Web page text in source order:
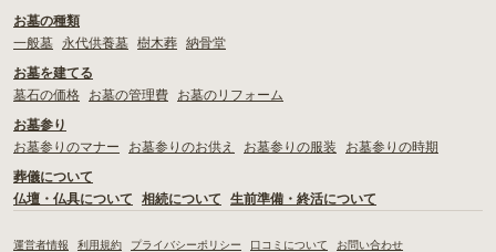
お墓の種類
一般墓
永代供養墓 樹木葬 納骨堂
お墓を建てる
墓石の価格
お墓の管理費
お墓のリフォーム
お墓参り
お墓参りのマナー
お墓参りのお供え お墓参りの服装
お墓参りの時期
葬儀について
仏壇・仏具について
相続について 生前準備・終活について
運営者情報 利用規約 プライバシーポリシー 口コミについて お問い合わせ